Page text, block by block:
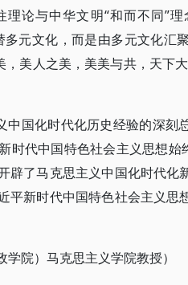
论与中华文明“和而不同”
元文化，而是由多元文化汇
，美人之美，美美与共，天下
中国化时代化历史经验的深刻
时代中国特色社会主义思想始
辟了马克思主义中国化时代化
平新时代中国特色社会主义思
学院）马克思主义学院教授）